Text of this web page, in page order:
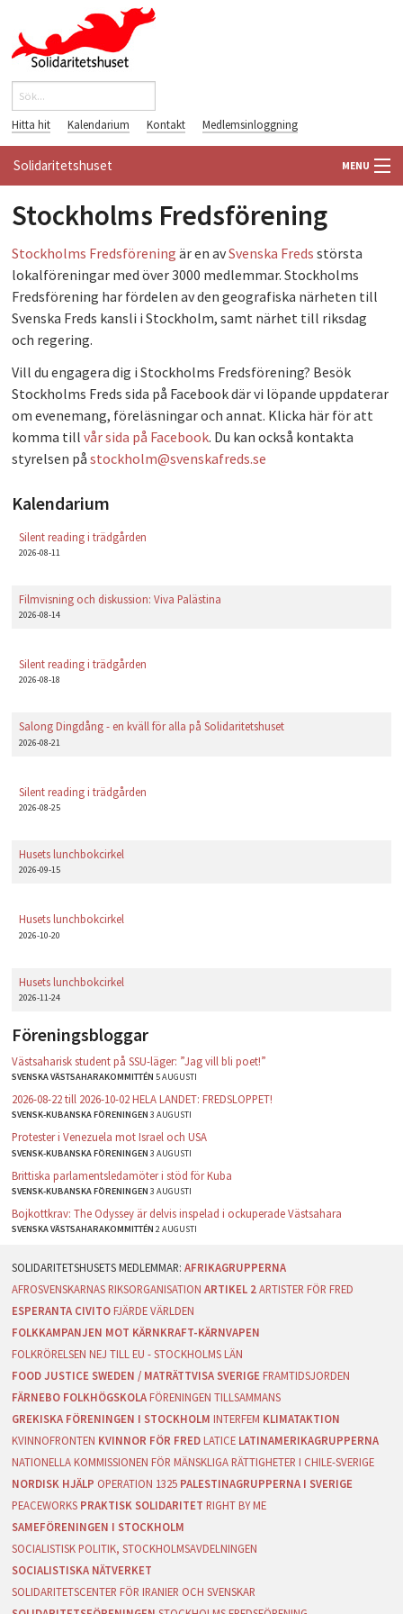
Hoppa till huvudinnehåll
Sökformulär
Hitta hit Kalendarium Kontakt Medlemsinloggning
Solidaritetshuset MENU
HEM
OM OSS
FÖRENINGAR
VÄRLDSBIBLIOTEKET
PÅ GÅNG
PLAY
Stockholms Fredsförening
Stockholms Fredsförening är en avSvenska Freds största
lokalföreningar med över 3000 medlemmar. Stockholms
Fredsförening har fördelen av den geografiska närheten till
Svenska Freds kansli i Stockholm, samt närhet till riksdag
och regering.
Vill du engagera dig i Stockholms Fredsförening? Besök
Stockholms Freds sida på Facebook där vi löpande uppdaterar
om evenemang, föreläsningar och annat. Klicka här för att
komma tillvår sida på Facebook. Du kan också kontakta
styrelsen påstockholm@svenskafreds.se
Kalendarium
Silent reading i trädgården
2026-08-11
Filmvisning och diskussion: Viva Palästina
2026-08-14
Silent reading i trädgården
2026-08-18
Salong Dingdång - en kväll för alla på Solidaritetshuset
2026-08-21
Silent reading i trädgården
2026-08-25
Husets lunchbokcirkel
2026-09-15
Husets lunchbokcirkel
2026-10-20
Husets lunchbokcirkel
2026-11-24
Föreningsbloggar
Västsaharisk student på SSU-läger: ”Jag vill bli poet!”
SVENSKA VÄSTSAHARAKOMMITTÉN5 AUGUSTI
2026-08-22 till 2026-10-02 HELA LANDET: FREDSLOPPET!
SVENSK-KUBANSKA FÖRENINGEN3 AUGUSTI
Protester i Venezuela mot Israel och USA
SVENSK-KUBANSKA FÖRENINGEN3 AUGUSTI
Brittiska parlamentsledamöter i stöd för Kuba
SVENSK-KUBANSKA FÖRENINGEN3 AUGUSTI
Bojkottkrav: The Odyssey är delvis inspelad i ockuperade Västsahara
SVENSKA VÄSTSAHARAKOMMITTÉN2 AUGUSTI
AFRIKAGRUPPERNA
AFROSVENSKARNAS RIKSORGANISATION ARTIKEL 2 ARTISTER FÖR FRED
ESPERANTA CIVITO FJÄRDE VÄRLDEN
FOLKKAMPANJEN MOT KÄRNKRAFT-KÄRNVAPEN
FOLKRÖRELSEN NEJ TILL EU - STOCKHOLMS LÄN
FOOD JUSTICE SWEDEN / MATRÄTTVISA SVERIGE FRAMTIDSJORDEN
FÄRNEBO FOLKHÖGSKOLA FÖRENINGEN TILLSAMMANS
GREKISKA FÖRENINGEN I STOCKHOLM INTERFEM KLIMATAKTION
KVINNOFRONTEN KVINNOR FÖR FRED LATICE LATINAMERIKAGRUPPERNA
NATIONELLA KOMMISSIONEN FÖR MÄNSKLIGA RÄTTIGHETER I CHILE-SVERIGE
NORDISK HJÄLP OPERATION 1325 PALESTINAGRUPPERNA I SVERIGE
PEACEWORKS PRAKTISK SOLIDARITET RIGHT BY ME
SAMEFÖRENINGEN I STOCKHOLM
SOCIALISTISK POLITIK, STOCKHOLMSAVDELNINGEN
SOCIALISTISKA NÄTVERKET
SOLIDARITETSCENTER FÖR IRANIER OCH SVENSKAR